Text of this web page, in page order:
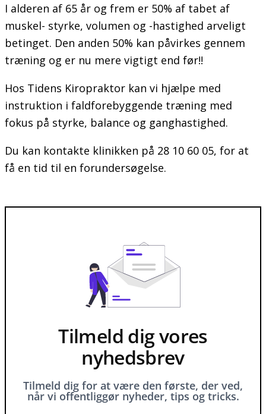
I alderen af 65 år og frem er 50% af tabet af
muskel- styrke, volumen og -hastighed arveligt
betinget. Den anden 50% kan påvirkes gennem
træning og er nu mere vigtigt end før!!
Hos Tidens Kiropraktor kan vi hjælpe med
instruktion i faldforebyggende træning med
fokus på styrke, balance og ganghastighed.
Du kan kontakte klinikken på 28 10 60 05, for at
få en tid til en forundersøgelse.
Tilmeld dig vores
nyhedsbrev
Tilmeld dig for at være den første, der ved,
når vi offentliggør nyheder, tips og tricks.